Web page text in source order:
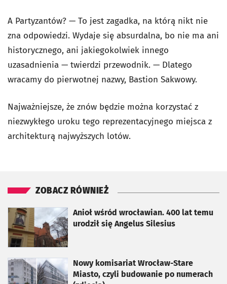
A Partyzantów? — To jest zagadka, na którą nikt nie
zna odpowiedzi. Wydaje się absurdalna, bo nie ma ani
historycznego, ani jakiegokolwiek innego
uzasadnienia — twierdzi przewodnik. — Dlatego
wracamy do pierwotnej nazwy, Bastion Sakwowy.
Najważniejsze, że znów będzie można korzystać z
niezwykłego uroku tego reprezentacyjnego miejsca z
architekturą najwyższych lotów.
ZOBACZ RÓWNIEŻ
Anioł wśród wrocławian. 400 lat temu
urodził się Angelus Silesius
otworzy się w nowej karcie
Nowy komisariat Wrocław-Stare
Miasto, czyli budowanie po numerach
otworzy się w nowej karcie